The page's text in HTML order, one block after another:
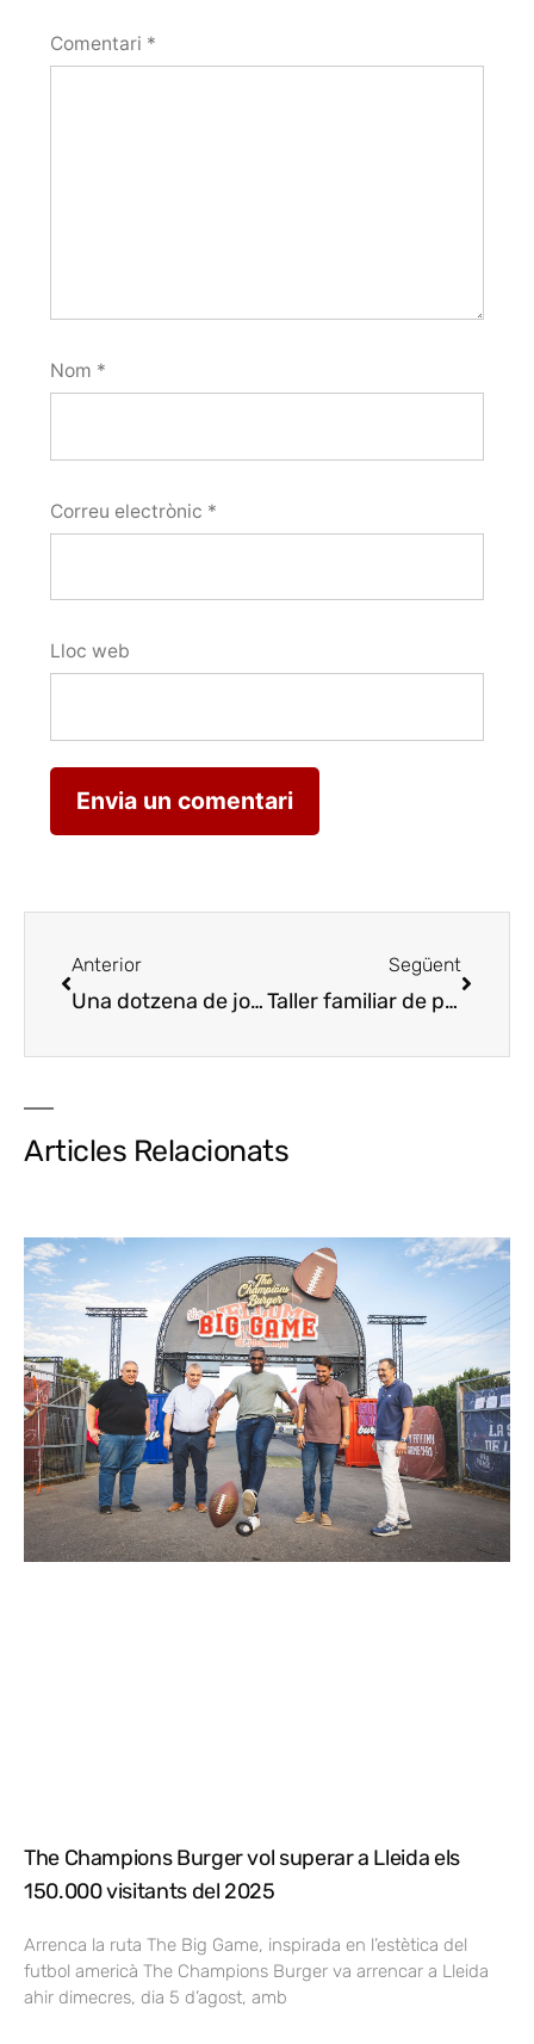
Comentari *
Nom *
Correu electrònic *
Lloc web
Anterior
Una dotzena de joves cuiners participen a l’Àngel Moncusí
Següent
Taller familiar de pa a la Societat Lo Tall
Articles Relacionats
The Champions Burger vol superar a Lleida els
150.000 visitants del 2025
Arrenca la ruta The Big Game, inspirada en l’estètica del
futbol americà The Champions Burger va arrencar a Lleida
ahir dimecres, dia 5 d’agost, amb